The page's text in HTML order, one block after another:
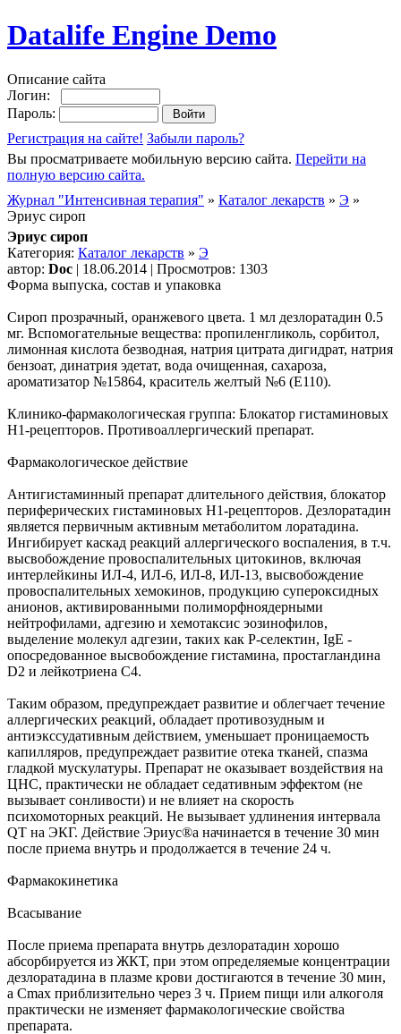
Datalife Engine Demo
Описание сайта
Логин:
Пароль:
Регистрация на сайте! Забыли пароль?
Вы просматриваете мобильную версию сайта. Перейти на
полную версию сайта.
Журнал "Интенсивная терапия" » Каталог лекарств » Э »
Эриус сироп
Эриус сироп
Категория: Каталог лекарств » Э
автор: Doc | 18.06.2014 | Просмотров: 1303
Форма выпуска, состав и упаковка
Сироп прозрачный, оранжевого цвета. 1 мл дезлоратадин 0.5
мг. Вспомогательные вещества: пропиленгликоль, сорбитол,
лимонная кислота безводная, натрия цитрата дигидрат, натрия
бензоат, динатрия эдетат, вода очищенная, сахароза,
ароматизатор №15864, краситель желтый №6 (Е110).
Клинико-фармакологическая группа: Блокатор гистаминовых
Н1-рецепторов. Противоаллергический препарат.
Фармакологическое действие
Антигистаминный препарат длительного действия, блокатор
периферических гистаминовых Н1-рецепторов. Дезлоратадин
является первичным активным метаболитом лоратадина.
Ингибирует каскад реакций аллергического воспаления, в т.ч.
высвобождение провоспалительных цитокинов, включая
интерлейкины ИЛ-4, ИЛ-6, ИЛ-8, ИЛ-13, высвобождение
провоспалительных хемокинов, продукцию супероксидных
анионов, активированными полиморфноядерными
нейтрофилами, адгезию и хемотаксис эозинофилов,
выделение молекул адгезии, таких как Р-селектин, IgE -
опосредованное высвобождение гистамина, простагландина
D2 и лейкотриена С4.
Таким образом, предупреждает развитие и облегчает течение
аллергических реакций, обладает противозудным и
антиэкссудативным действием, уменьшает проницаемость
капилляров, предупреждает развитие отека тканей, спазма
гладкой мускулатуры. Препарат не оказывает воздействия на
ЦНС, практически не обладает седативным эффектом (не
вызывает сонливости) и не влияет на скорость
психомоторных реакций. Не вызывает удлинения интервала
QT на ЭКГ. Действие Эриус®а начинается в течение 30 мин
после приема внутрь и продолжается в течение 24 ч.
Фармакокинетика
Всасывание
После приема препарата внутрь дезлоратадин хорошо
абсорбируется из ЖКТ, при этом определяемые концентрации
дезлоратадина в плазме крови достигаются в течение 30 мин,
а Cmax приблизительно через 3 ч. Прием пищи или алкоголя
практически не изменяет фармакологические свойства
препарата.